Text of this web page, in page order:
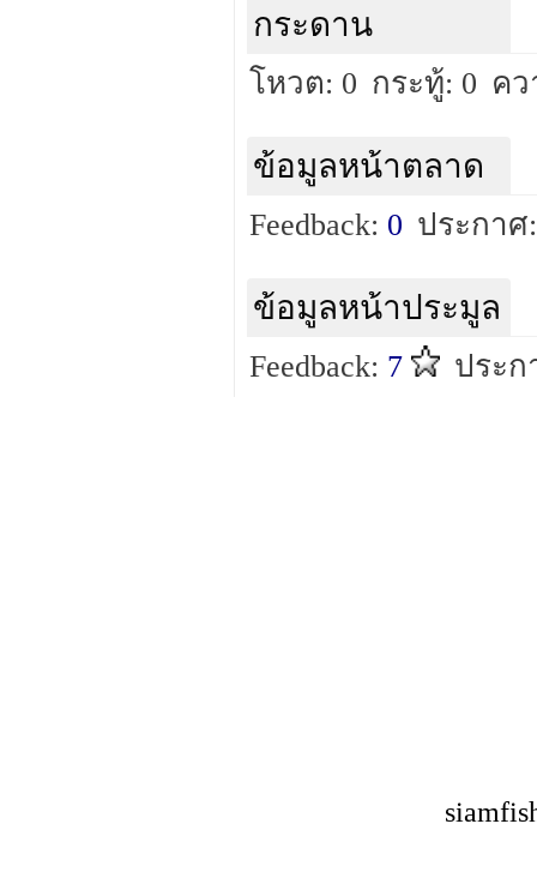
กระดาน
โหวต: 0 กระทู้: 0 คว
ข้อมูลหน้าตลาด
Feedback: 0 ประกาศ
ข้อมูลหน้าประมูล
Feedback: 7 ประ